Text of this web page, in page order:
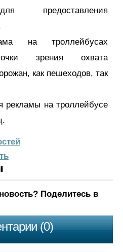
предоставления
на троллейбусах
зрения охвата
как пешеходов, так
рекламы на троллейбусе
Поделитесь в
(0)